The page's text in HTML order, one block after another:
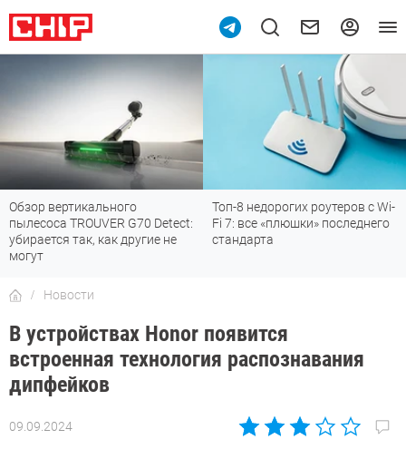
Обзор вертикального
пылесоса TROUVER G70 Detect:
убирается так, как другие не
могут
Топ-8 недорогих роутеров с Wi-
Fi 7: все «плюшки» последнего
стандарта
Новости
В устройствах Honor появится
встроенная технология распознавания
дипфейков
09.09.2024
Автор: